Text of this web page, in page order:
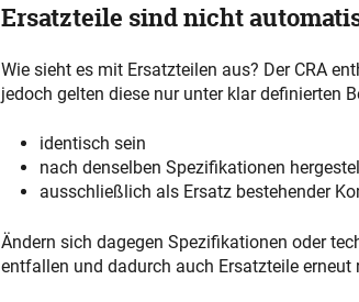
Ersatzteile sind nicht
Wie sieht es mit Ersatzteilen aus? Der CRA
jedoch gelten diese nur unter klar definierten
identisch sein
nach denselben Spezifikationen
ausschließlich als Ersatz bestehender
Ändern sich dagegen Spezifikationen oder
entfallen und dadurch auch Ersatzteile erneut